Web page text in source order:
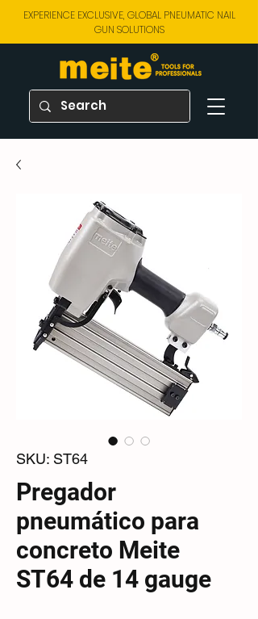
EXPERIENCE EXCLUSIVE, GLOBAL PNEUMATIC NAIL
GUN SOLUTIONS
SKU: ST64
Pregador
pneumático para
concreto Meite
ST64 de 14 gauge